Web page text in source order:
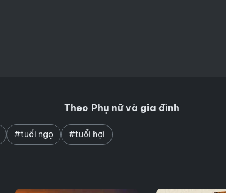
Theo Phụ nữ và gia đình
#tuổi ngọ #tuổi hợi